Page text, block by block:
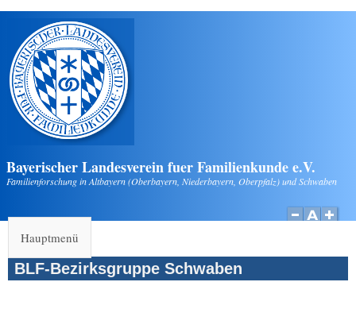
Direkt zum Inhalt
Bayerischer Landesverein fuer Familienkunde e.V.
Familienforschung in Altbayern (Oberbayern, Niederbayern, Oberpfalz) und Schwaben
Hauptmenü
BLF-Bezirksgruppe Schwaben